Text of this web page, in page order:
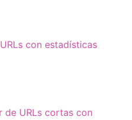
con estadísticas
de URLs cortas con